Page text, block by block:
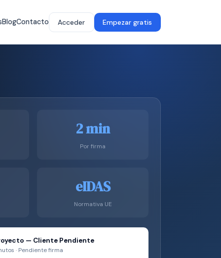
BlogContacto Acceder Empezar gratis
2 min
Por firma
eIDAS
Normativa UE
— Cliente Pendiente
· Pendiente firma